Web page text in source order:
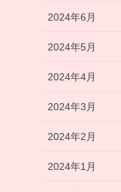
2024年6月
2024年5月
2024年4月
2024年3月
2024年2月
2024年1月